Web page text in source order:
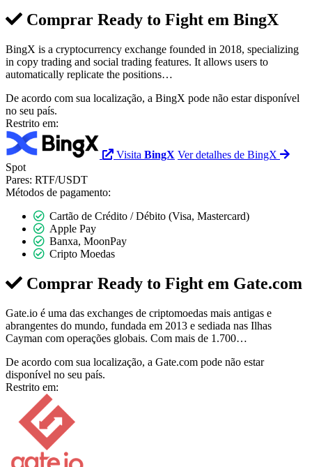
Comprar Ready to Fight em BingX
BingX is a cryptocurrency exchange founded in 2018, specializing
in copy trading and social trading features. It allows users to
automatically replicate the positions…
De acordo com sua localização, a BingX pode não estar disponível
no seu país.
Restrito em:
Visita BingX Ver detalhes de BingX
Spot
Pares: RTF/USDT
Métodos de pagamento:
Cartão de Crédito / Débito (Visa, Mastercard)
Apple Pay
Banxa, MoonPay
Cripto Moedas
Comprar Ready to Fight em Gate.com
Gate.io é uma das exchanges de criptomoedas mais antigas e
abrangentes do mundo, fundada em 2013 e sediada nas Ilhas
Cayman com operações globais. Com mais de 1.700…
De acordo com sua localização, a Gate.com pode não estar
disponível no seu país.
Restrito em: